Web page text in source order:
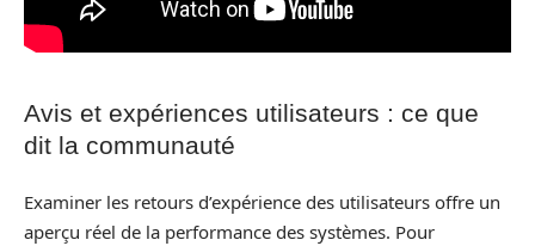
Avis et expériences utilisateurs : ce que
dit la communauté
Examiner les retours d’expérience des utilisateurs offre un
aperçu réel de la performance des systèmes. Pour